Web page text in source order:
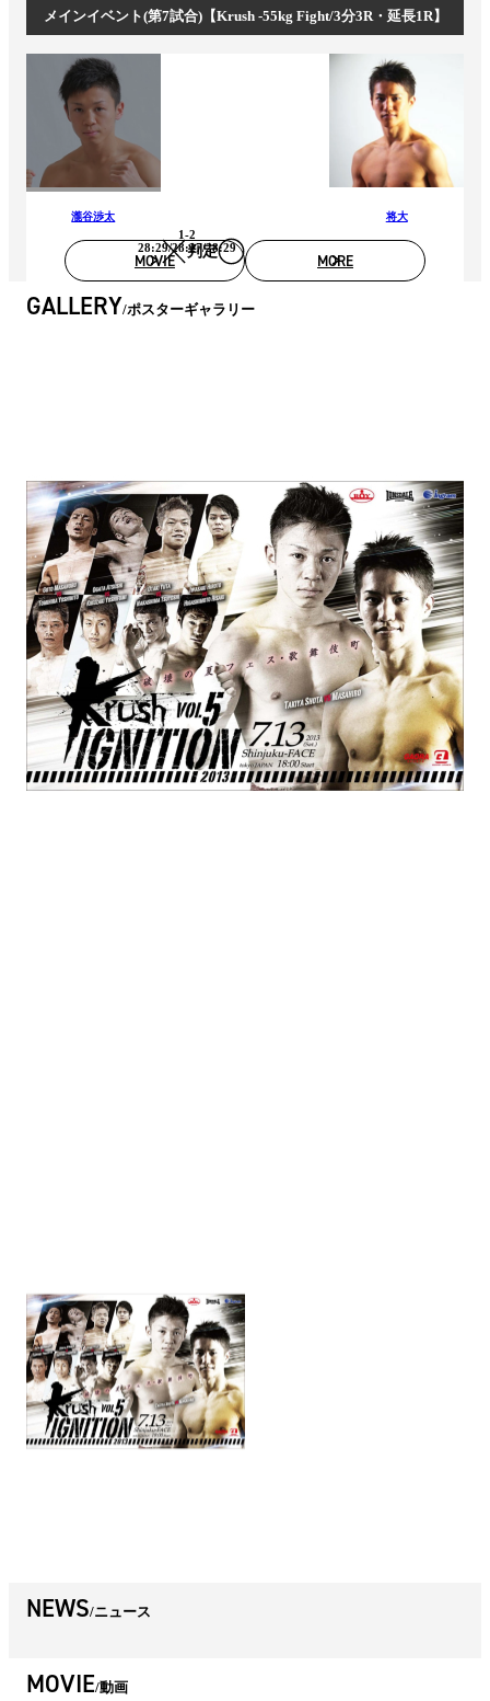
メインイベント(第7試合)【Krush -55kg Fight/3分3R・延長1R】
瀧谷渉太
判定
1-2
28:29/28:27/28:29
将大
MOVIE MORE
GALLERY ポスターギャラリー
NEWS ニュース
MOVIE 動画